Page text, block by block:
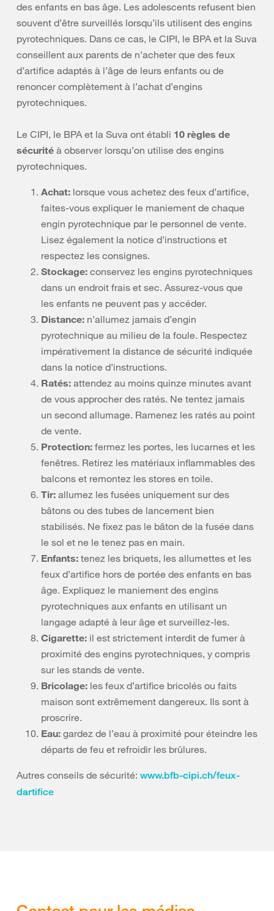
des enfants en bas âge. Les adolescents refusent bien
souvent d’être surveillés lorsqu’ils utilisent des engins
pyrotechniques. Dans ce cas, le CIPI, le BPA et la Suva
conseillent aux parents de n’acheter que des feux
d’artifice adaptés à l’âge de leurs enfants ou de
renoncer complètement à l’achat d’engins
pyrotechniques.
Le CIPI, le BPA et la Suva ont établi 10 règles de
sécurité à observer lorsqu’on utilise des engins
pyrotechniques.
Achat: lorsque vous achetez des feux d’artifice,
faites-vous expliquer le maniement de chaque
engin pyrotechnique par le personnel de vente.
Lisez également la notice d’instructions et
respectez les consignes.
Stockage: conservez les engins pyrotechniques
dans un endroit frais et sec. Assurez-vous que
les enfants ne peuvent pas y accéder.
Distance: n’allumez jamais d’engin
pyrotechnique au milieu de la foule. Respectez
impérativement la distance de sécurité indiquée
dans la notice d’instructions.
Ratés: attendez au moins quinze minutes avant
de vous approcher des ratés. Ne tentez jamais
un second allumage. Ramenez les ratés au point
de vente.
Protection: fermez les portes, les lucarnes et les
fenêtres. Retirez les matériaux inflammables des
balcons et remontez les stores en toile.
Tir: allumez les fusées uniquement sur des
bâtons ou des tubes de lancement bien
stabilisés. Ne fixez pas le bâton de la fusée dans
le sol et ne le tenez pas en main.
Enfants: tenez les briquets, les allumettes et les
feux d’artifice hors de portée des enfants en bas
âge. Expliquez le maniement des engins
pyrotechniques aux enfants en utilisant un
langage adapté à leur âge et surveillez-les.
Cigarette: il est strictement interdit de fumer à
proximité des engins pyrotechniques, y compris
sur les stands de vente.
Bricolage: les feux d’artifice bricolés ou faits
maison sont extrêmement dangereux. Ils sont à
proscrire.
Eau: gardez de l’eau à proximité pour éteindre les
départs de feu et refroidir les brûlures.
Autres conseils de sécurité: www.bfb-cipi.ch/feux-
dartifice